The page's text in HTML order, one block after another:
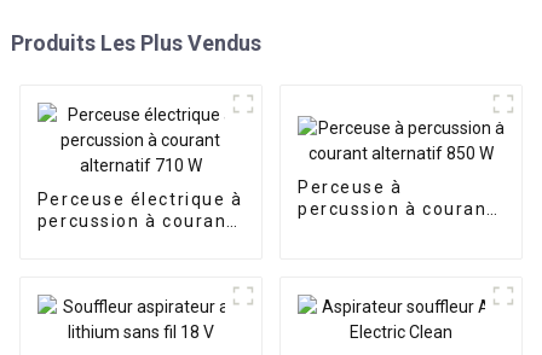
Produits Les Plus Vendus
Perceuse électrique à
percussion à courant
Perceuse à
percussion à courant